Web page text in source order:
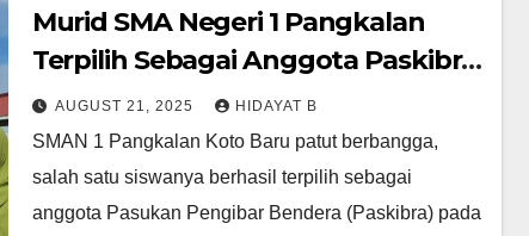
Murid SMA Negeri 1 Pangkalan
Terpilih Sebagai Anggota Paskibra
Tingkat Kabupaten Lima Puluh
Kota
AUGUST 21, 2025 HIDAYAT B
SMAN 1 Pangkalan Koto Baru patut berbangga,
salah satu siswanya berhasil terpilih sebagai
anggota Pasukan Pengibar Bendera (Paskibra) pada